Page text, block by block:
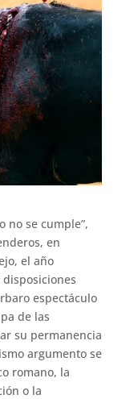
no se cumple”,
en
el año
espectáculo
de las
su permanencia
argumento se
romano, la
o la